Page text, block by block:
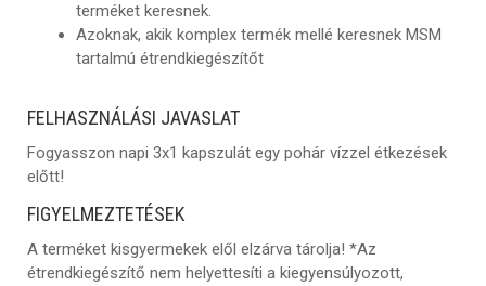
terméket keresnek.
Azoknak, akik komplex termék mellé keresnek MSM
tartalmú étrendkiegészítőt
FELHASZNÁLÁSI JAVASLAT
Fogyasszon napi 3x1 kapszulát egy pohár vízzel étkezések
előtt!
FIGYELMEZTETÉSEK
A terméket kisgyermekek elől elzárva tárolja! *Az
étrendkiegészítő nem helyettesíti a kiegyensúlyozott,